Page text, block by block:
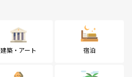
建築・アート 宿泊